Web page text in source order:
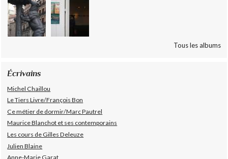
Tous les albums
Écrivains
Michel Chaillou
Le Tiers Livre/François Bon
Ce métier de dormir/Marc Pautrel
Maurice Blanchot et ses contemporains
Les cours de Gilles Deleuze
Julien Blaine
Anne-Marie Garat